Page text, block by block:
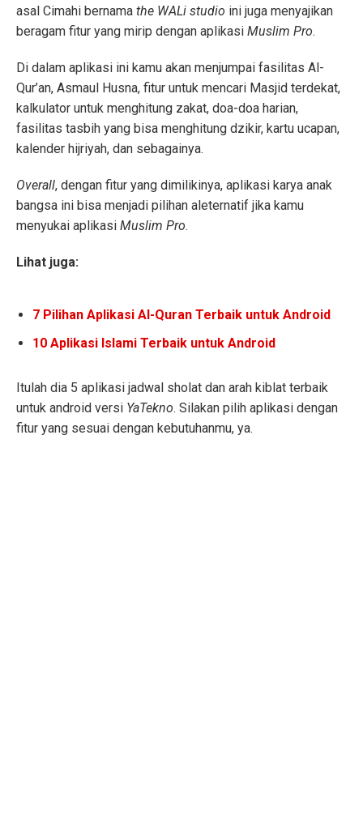
asal Cimahi bernama the WALi studio ini juga menyajikan
beragam fitur yang mirip dengan aplikasi Muslim Pro.
Di dalam aplikasi ini kamu akan menjumpai fasilitas Al-
Qur’an, Asmaul Husna, fitur untuk mencari Masjid terdekat,
kalkulator untuk menghitung zakat, doa-doa harian,
fasilitas tasbih yang bisa menghitung dzikir, kartu ucapan,
kalender hijriyah, dan sebagainya.
Overall, dengan fitur yang dimilikinya, aplikasi karya anak
bangsa ini bisa menjadi pilihan aleternatif jika kamu
menyukai aplikasi Muslim Pro.
Lihat juga:
7 Pilihan Aplikasi Al-Quran Terbaik untuk Android
10 Aplikasi Islami Terbaik untuk Android
Itulah dia 5 aplikasi jadwal sholat dan arah kiblat terbaik
untuk android versi YaTekno. Silakan pilih aplikasi dengan
fitur yang sesuai dengan kebutuhanmu, ya.